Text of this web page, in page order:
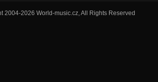
2004-2026 World-music.cz, All Rights Reserved